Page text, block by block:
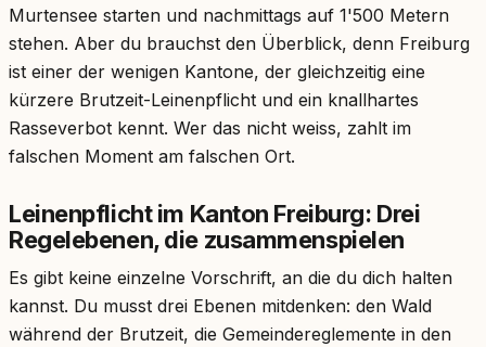
Murtensee starten und nachmittags auf 1'500 Metern
stehen. Aber du brauchst den Überblick, denn Freiburg
ist einer der wenigen Kantone, der gleichzeitig eine
kürzere Brutzeit-Leinenpflicht und ein knallhartes
Rasseverbot kennt. Wer das nicht weiss, zahlt im
falschen Moment am falschen Ort.
Leinenpflicht im Kanton Freiburg: Drei
Regelebenen, die zusammenspielen
Es gibt keine einzelne Vorschrift, an die du dich halten
kannst. Du musst drei Ebenen mitdenken: den Wald
während der Brutzeit, die Gemeindereglemente in den